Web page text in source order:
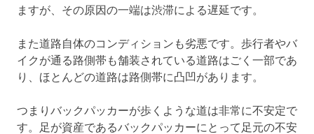
ますが、その原因の一端は渋滞による遅延です。
また道路自体のコンディションも劣悪です。歩行者やバ
イクが通る路側帯も舗装されている道路はごく一部であ
り、ほとんどの道路は路側帯に凸凹があります。
つまりバックパッカーが歩くような道は非常に不安定で
す。足が資産であるバックパッカーにとって足元の不安